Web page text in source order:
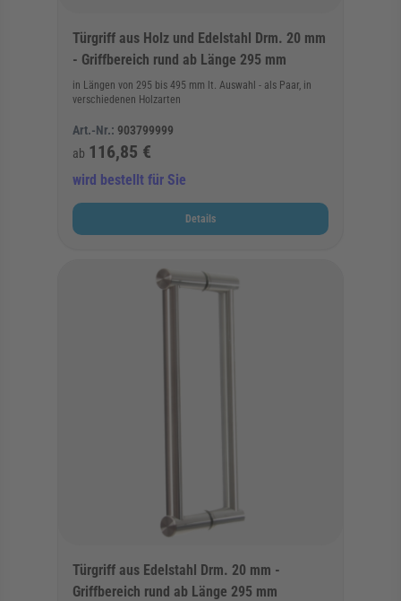
Türgriff aus Holz und Edelstahl Drm. 20 mm
- Griffbereich rund ab Länge 295 mm
in Längen von 295 bis 495 mm lt. Auswahl - als Paar, in
verschiedenen Holzarten
Art.-Nr.: 903799999
ab 116,85 €
wird bestellt für Sie
Details
Türgriff aus Edelstahl Drm. 20 mm -
Griffbereich rund ab Länge 295 mm